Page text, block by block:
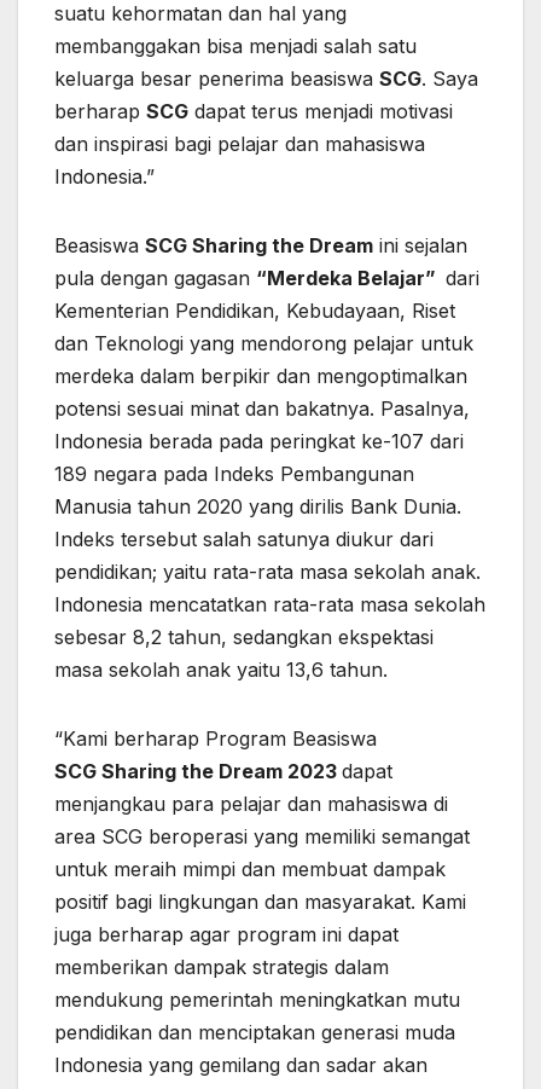
suatu kehormatan dan hal yang
membanggakan bisa menjadi salah satu
keluarga besar penerima beasiswa SCG. Saya
berharap SCG dapat terus menjadi motivasi
dan inspirasi bagi pelajar dan mahasiswa
Indonesia.”
Beasiswa SCG Sharing the Dream ini sejalan
pula dengan gagasan “Merdeka Belajar” dari
Kementerian Pendidikan, Kebudayaan, Riset
dan Teknologi yang mendorong pelajar untuk
merdeka dalam berpikir dan mengoptimalkan
potensi sesuai minat dan bakatnya. Pasalnya,
Indonesia berada pada peringkat ke-107 dari
189 negara pada Indeks Pembangunan
Manusia tahun 2020 yang dirilis Bank Dunia.
Indeks tersebut salah satunya diukur dari
pendidikan; yaitu rata-rata masa sekolah anak.
Indonesia mencatatkan rata-rata masa sekolah
sebesar 8,2 tahun, sedangkan ekspektasi
masa sekolah anak yaitu 13,6 tahun.
“Kami berharap Program Beasiswa
SCG Sharing the Dream 2023 dapat
menjangkau para pelajar dan mahasiswa di
area SCG beroperasi yang memiliki semangat
untuk meraih mimpi dan membuat dampak
positif bagi lingkungan dan masyarakat. Kami
juga berharap agar program ini dapat
memberikan dampak strategis dalam
mendukung pemerintah meningkatkan mutu
pendidikan dan menciptakan generasi muda
Indonesia yang gemilang dan sadar akan